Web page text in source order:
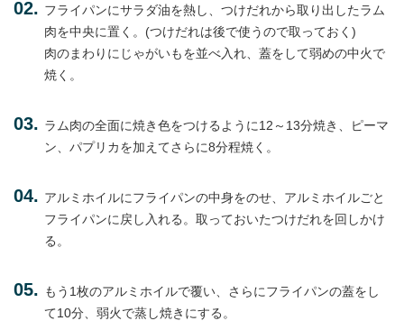
フライパンにサラダ油を熱し、つけだれから取り出したラム
肉を中央に置く。(つけだれは後で使うので取っておく)
肉のまわりにじゃがいもを並べ入れ、蓋をして弱めの中火で
焼く。
ラム肉の全面に焼き色をつけるように12～13分焼き、ピーマ
ン、パプリカを加えてさらに8分程焼く。
アルミホイルにフライパンの中身をのせ、アルミホイルごと
フライパンに戻し入れる。取っておいたつけだれを回しかけ
る。
もう1枚のアルミホイルで覆い、さらにフライパンの蓋をし
て10分、弱火で蒸し焼きにする。